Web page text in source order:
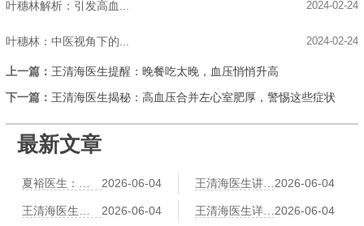
2024-02-24
叶穗林解析：引发高血...
2024-02-24
叶穗林：中医视角下的...
上一篇： 王清海医生提醒：晚餐吃太晚，血压悄悄升高
下一篇： 王清海医生揭秘：高血压合并左心室肥厚，警惕这些症状
最新文章
夏裕医生：肥胖导致冠心病？中医祛湿化痰减肥法 2026-06-04 王清海医生讲中医辨证冠心病：气滞血瘀、痰浊阻络各有调理方2026-06-04
王清海医生建议：冠心病患者运动指南——太极、八段锦、散步哪个更安全 2026-06-04 王清海医生详解：穴位按摩治心悸——神门、心俞、膻中的操作详解2026-06-04